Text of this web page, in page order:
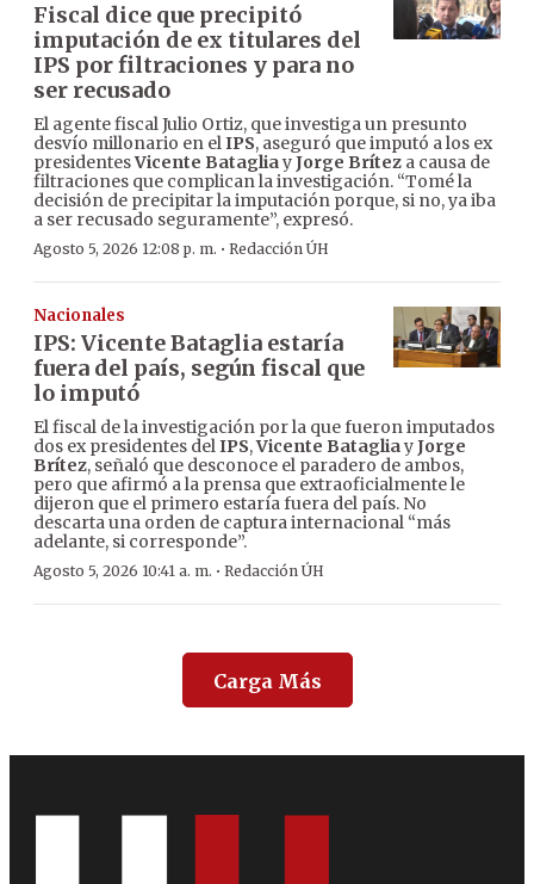
Fiscal dice que precipitó
imputación de ex titulares del
IPS por filtraciones y para no
ser recusado
El agente fiscal Julio Ortiz, que investiga un presunto
desvío millonario en elIPS, aseguró que imputó a los ex
presidentesVicente BatagliayJorge Brítez a causa de
filtraciones que complican la investigación. “Tomé la
decisión de precipitar la imputación porque, si no, ya iba
a ser recusado seguramente”, expresó.
Agosto 5, 2026 12:08 p. m. · Redacción ÚH
Nacionales
IPS: Vicente Bataglia estaría
fuera del país, según fiscal que
lo imputó
El fiscal de la investigación por la que fueron imputados
dos ex presidentes delIPS,Vicente BatagliayJorge
Brítez, señaló que desconoce el paradero de ambos,
pero que afirmó a la prensa que extraoficialmente le
dijeron que el primero estaría fuera del país. No
descarta una orden de captura internacional “más
adelante, si corresponde”.
Agosto 5, 2026 10:41 a. m. · Redacción ÚH
Carga Más